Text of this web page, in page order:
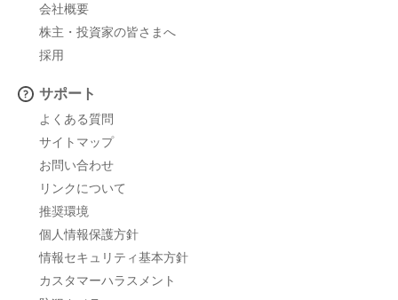
会社概要
株主・投資家の皆さまへ
採用
サポート
よくある質問
サイトマップ
お問い合わせ
リンクについて
推奨環境
個人情報保護方針
情報セキュリティ基本方針
カスタマーハラスメント